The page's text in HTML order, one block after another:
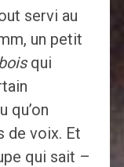
servi au
un petit
qui
qu’on
de voix. Et
qui sait –